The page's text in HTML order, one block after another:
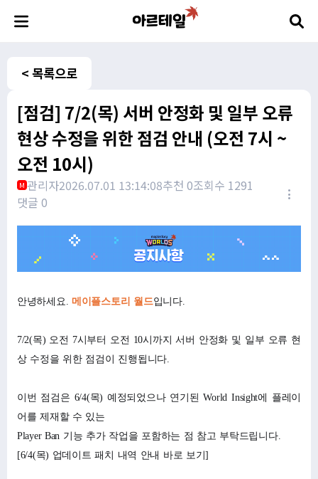
< 목록으로
[점검] 7/2(목) 서버 안정화 및 일부 오류
현상 수정을 위한 점검 안내 (오전 7시 ~
오전 10시)
M 관리자2026.07.01 13:14:08추천 0조회수 1291
댓글 0
안녕하세요. 메이플스토리 월드입니다.
7/2(목) 오전 7시부터 오전 10시까지 서버 안정화 및 일부 오류 현
상 수정을 위한 점검이 진행됩니다.
이번 점검은 6/4(목) 예정되었으나 연기된 World Insight에 플레이
어를 제재할 수 있는
Player Ban 기능 추가 작업을 포함하는 점 참고 부탁드립니다.
[6/4(목) 업데이트 패치 내역 안내 바로 보기]